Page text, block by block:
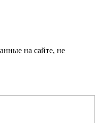
на сайте, не